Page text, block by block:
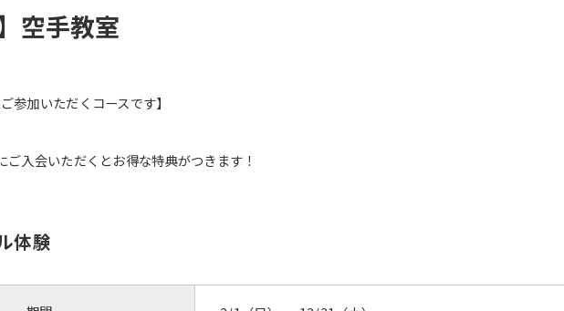
空手教室
参加いただくコースです】
ご入会いただくとお得な特典がつきます！
体験